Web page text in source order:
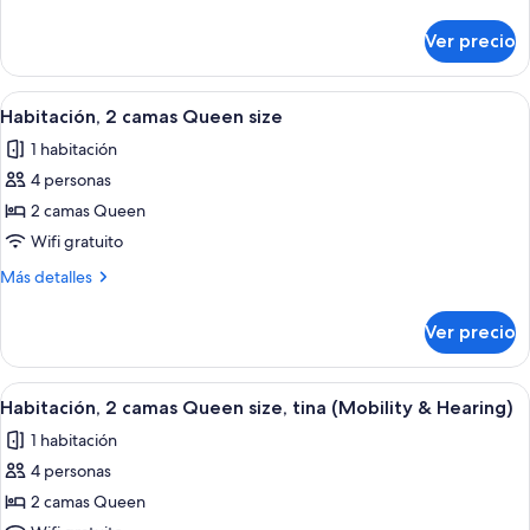
1
habitación
Ver precio
Abrir
todas
las
fotos
de
Habitación,
2
size
Habitación de hotel con dos camas,
10
Habitación, 2 camas Queen size
1 habitación
4 personas
2 camas Queen
Wifi gratuito
Más detalles
Más
2
camas
Queen
Ver precio
Abrir
todas
las
fotos
de
Una habitación de hotel con dos
9
Habitación, 2 camas Queen size, tina (Mobility & Hearing)
1 habitación
4 personas
2 camas Queen